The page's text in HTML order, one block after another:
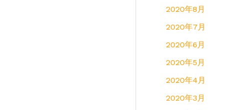
2020年8月
2020年7月
2020年6月
2020年5月
2020年4月
2020年3月